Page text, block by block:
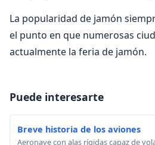
La popularidad de jamón
el punto en que numerosas
actualmente la feria de jamón.
Puede interesarte
Breve historia de los aviones
Aeronave con alas rígidas capaz de